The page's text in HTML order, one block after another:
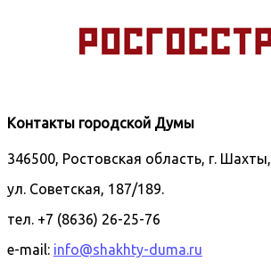
Контакты городской Думы
346500, Ростовская область, г. Шахты,
ул. Советская, 187/189.
тел. +7 (8636) 26-25-76
e-mail: info@shakhty-duma.ru